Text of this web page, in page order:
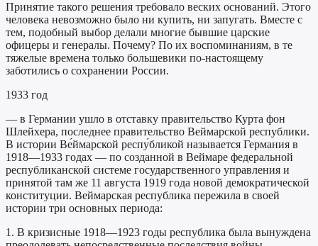
Принятие такого решения требовало веских оснований. Этого
человека невозможно было ни купить, ни запугать. Вместе с
тем, подобный выбор делали многие бывшие царские
офицеры и генералы. Почему? По их воспоминаниям, в те
тяжелые времена только большевики по-настоящему
заботились о сохранении России.
1933 год
— в Германии ушло в отставку правительство Курта фон
Шлейхера, последнее правительство Веймарской республики.
В истории Ве́ймарской респу́бликой называется Германия в
1918—1933 годах — по созданной в Веймаре федеральной
республиканской системе государственного управления и
принятой там же 11 августа 1919 года новой демократической
конституции. Веймарская республика пережила в своей
истории три основных периода:
1. В кризисные 1918—1923 годы республика была вынуждена